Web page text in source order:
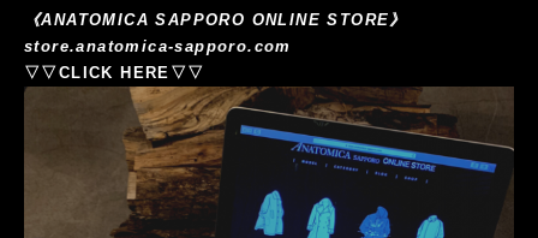
《ANATOMICA SAPPORO ONLINE STORE》
store.anatomica-sapporo.com
▽▽CLICK HERE▽▽